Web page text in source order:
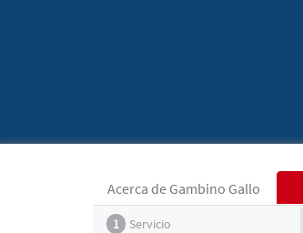
Acerca de Gambino Gallo
1 Servicio